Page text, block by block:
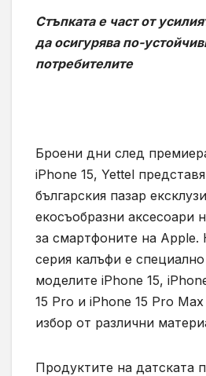
Стъпката е част от
да осигурява по-
потребителите
Броени дни след
iPhone 15, Yettel
българския пазар
екосъобразни аксесоари
за смартфоните на Apple.
серия калъфи е
моделите iPhone 15,
15 Pro и iPhone 15 Pro
избор от различни
Продуктите на датската